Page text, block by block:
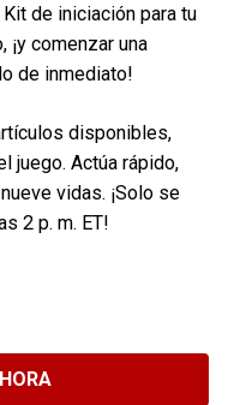
de iniciación para tu
comenzar una
de inmediato!
disponibles,
juego. Actúa rápido,
vidas. ¡Solo se
2 p. m. ET!